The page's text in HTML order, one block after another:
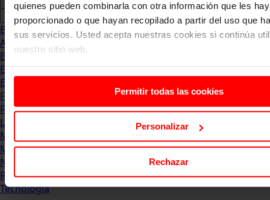
quienes pueden combinarla con otra información que les
proporcionado o que hayan recopilado a partir del uso que
sus servicios. Usted acepta nuestras cookies si continúa
nuestro sitio web.
Permitir todas las cookies
Personalizar
Rechazar
Blog
Abogacia
Business
Empleo & Emprendimiento
Empresas
Finanzas
Formación & Estudios
Luxury
Management
Marketing & Comunicación
Negocios
Recursos Humanos
Tecnología